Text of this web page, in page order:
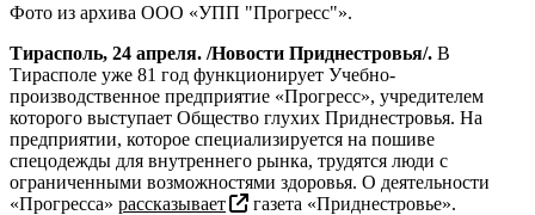
Фото из архива ООО «УПП "Прогресс"».
Тирасполь, 24 апреля. /Новости Приднестровья/. В
Тирасполе уже 81 год функционирует Учебно-
производственное предприятие «Прогресс», учредителем
которого выступает Общество глухих Приднестровья. На
предприятии, которое специализируется на пошиве
спецодежды для внутреннего рынка, трудятся люди с
ограниченными возможностями здоровья. О деятельности
«Прогресса» рассказывает газета «Приднестровье».